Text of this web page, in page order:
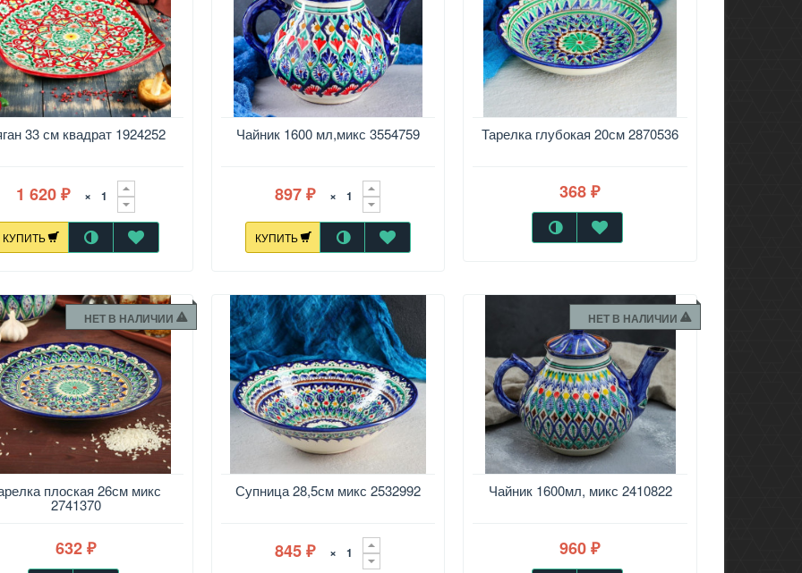
33 см квадрат 1924252
1 620₽ ×
КУПИТЬ
Чайник 1600 мл,микс 3554759
897₽ ×
КУПИТЬ
Тарелка глубокая 20см 2870536
368₽
НЕТ В НАЛИЧИИ
плоская 26см микс
2741370
632 ₽
Супница 28,5см микс 2532992
845₽ ×
НЕТ В НАЛИЧИИ
Чайник 1600мл, микс 2410822
960₽